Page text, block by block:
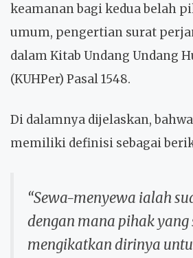
keamanan bagi kedua belah
umum, pengertian surat
dalam Kitab Undang Undang
(KUHPer) Pasal 1548.
Di dalamnya dijelaskan,
memiliki definisi sebagai
“Sewa-menyewa ialah
dengan mana pihak yang
mengikatkan dirinya